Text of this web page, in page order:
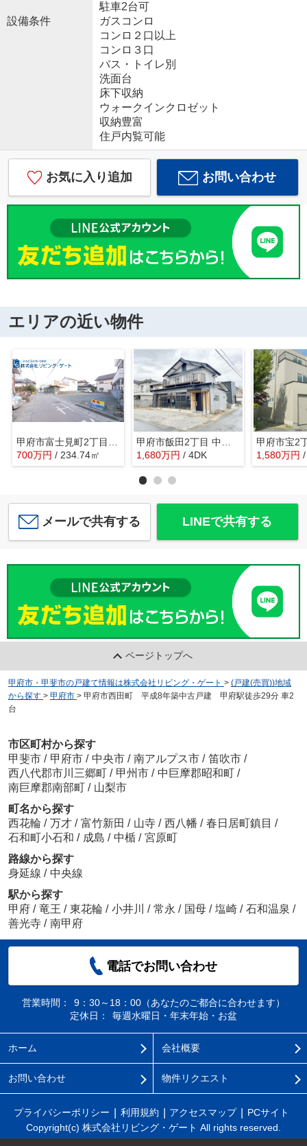
設備条件
駐車2台可
ガスコンロ
コンロ２口以上
コンロ３口
バス・トイレ別
洗面台
床下収納
ウォークインクロゼット
収納豊富
住戸内覧可能
お気に入り追加 お問い合わせ
エリアの近い物件
甲府市富士見町2丁目 建築条件なし売地 整形地 敷地71坪
700万円 / 234.74㎡
甲府市飯田2丁目 中古戸建 南東角地 都市ガス 車3台駐車可
1,680万円 / 4DK 1,580万円
メールで共有する LINEで共有する
ページトップへ
甲府市・甲斐市の戸建て情報は株式会社リビング・ゲート > (戸建(売買))地域
から探す > 甲府市 > 甲府市西田町 平成8年築中古戸建 甲府駅徒歩29分 車2
台
市区町村から探す
甲斐市 / 甲府市 / 中央市 / 南アルプス市 / 笛吹市 /
西八代郡市川三郷町 / 甲州市 / 中巨摩郡昭和町 /
南巨摩郡南部町 / 山梨市
町名から探す
西花輪 / 万才 / 富竹新田 / 山寺 / 西八幡 / 春日居町鎮目 /
石和町小石和 / 成島 / 中楯 / 宮原町
路線から探す
身延線 / 中央線
駅から探す
甲府 / 竜王 / 東花輪 / 小井川 / 常永 / 国母 / 塩崎 / 石和温泉 /
善光寺 / 南甲府
電話でお問い合わせ
営業時間：
9：30～18：00（あなたのご都合に合わせます）
定休日：
毎週水曜日・年末年始・お盆
ホーム 会社概要
お問い合わせ 物件リクエスト
プライバシーポリシー 利用規約 アクセスマップ
PCサイト
Copyright(c) 株式会社リビング・ゲート All rights reserved.